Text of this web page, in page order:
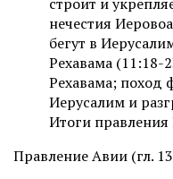
нечестия
бегут в
Рехавама (11:18-
Рехавама; поход
Иерусалим и
Итоги правления
Правление Авии (гл.